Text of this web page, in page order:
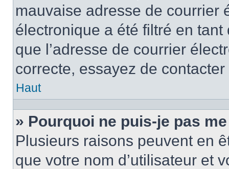
mauvaise adresse de courrier
électronique a été filtré en
que l’adresse de courrier
correcte, essayez de
Haut
» Pourquoi ne puis-je pas
Plusieurs raisons peuvent en
que votre nom d’utilisateur et